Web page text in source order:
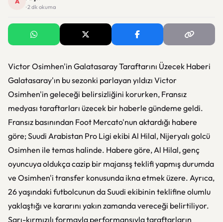
· 2 dk okuma
Victor Osimhen'in Galatasaray Taraftarını Üzecek Haberi
Galatasaray'ın bu sezonki parlayan yıldızı Victor
Osimhen'in geleceği belirsizliğini korurken, Fransız
medyası taraftarları üzecek bir haberle gündeme geldi.
Fransız basınından Foot Mercato'nun aktardığı habere
göre; Suudi Arabistan Pro Ligi ekibi Al Hilal, Nijeryalı golcü
Osimhen ile temas halinde. Habere göre, Al Hilal, genç
oyuncuya oldukça cazip bir majansş teklifi yapmış durumda
ve Osimhen'i transfer konusunda ikna etmek üzere. Ayrıca,
26 yaşındaki futbolcunun da Suudi ekibinin teklifine olumlu
yaklaştığı ve kararını yakın zamanda vereceği belirtiliyor.
Sarı-kırmızılı formayla performansıyla taraftarların